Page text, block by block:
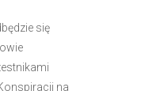
się
na